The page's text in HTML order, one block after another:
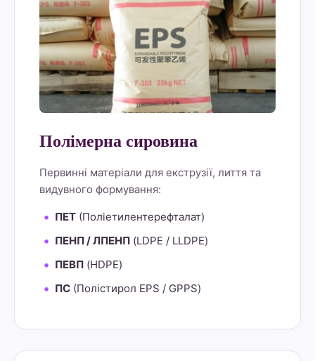
Полімерна сировина
Первинні матеріали для екструзії, лиття та
видувного формування:
ПЕТ (Поліетилентерефталат)
ПЕНП / ЛПЕНП (LDPE / LLDPE)
ПЕВП (HDPE)
ПС (Полістирол EPS / GPPS)